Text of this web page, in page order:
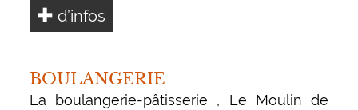
d’infos
BOULANGERIE
La boulangerie-pâtisserie , Le Moulin de